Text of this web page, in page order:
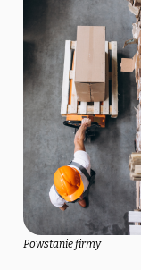
dwoma
rozwój, jak i duże
biznesu. Po
entuzjazm Pana
Kotkowskiego
do spółki.
Po pozyskaniu
zaczęła odnosić
coraz bardziej
się podpisać
Powstanie firmy